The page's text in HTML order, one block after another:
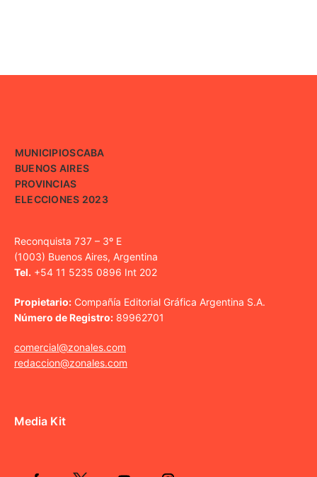
MUNICIPIOSCABA
BUENOS AIRES
PROVINCIAS
ELECCIONES 2023
Reconquista 737 – 3º E
(1003) Buenos Aires, Argentina
Tel. +54 11 5235 0896 Int 202
Propietario: Compañía Editorial Gráfica Argentina S.A.
Número de Registro: 89962701
comercial@zonales.com
redaccion@zonales.com
Media Kit